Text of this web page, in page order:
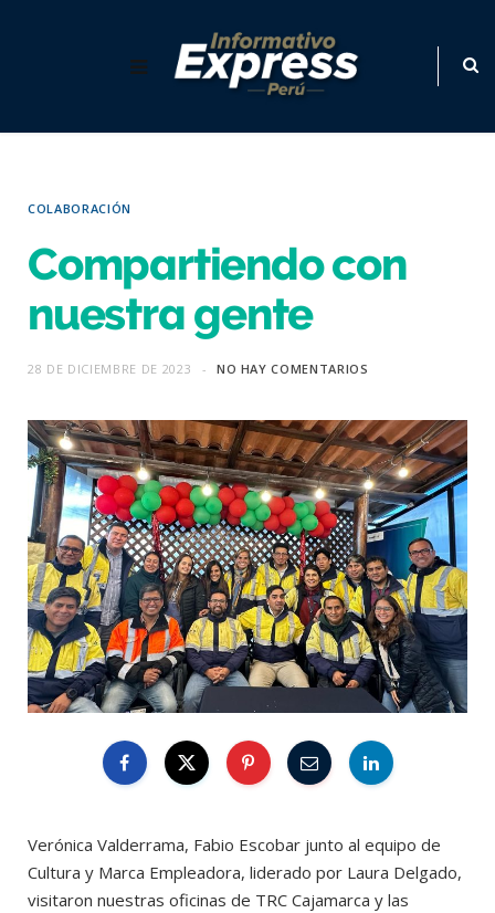
COLABORACIÓN
Compartiendo con
nuestra gente
28 DE DICIEMBRE DE 2023 NO HAY COMENTARIOS
Verónica Valderrama, Fabio Escobar junto al equipo de
Cultura y Marca Empleadora, liderado por Laura Delgado,
visitaron nuestras oficinas de TRC Cajamarca y las